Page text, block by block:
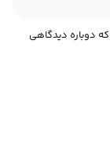
دوباره دیدگاهی